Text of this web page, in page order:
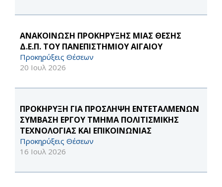
ΑΝΑΚΟΙΝΩΣΗ ΠΡΟΚΗΡΥΞΗΣ ΜΙΑΣ ΘΕΣΗΣ
Δ.Ε.Π. ΤΟΥ ΠΑΝΕΠΙΣΤΗΜΙΟΥ ΑΙΓΑΙΟΥ
Προκηρύξεις Θέσεων
20 Ιουλ 2026
ΠΡΟΚΗΡΥΞΗ ΓΙΑ ΠΡΟΣΛΗΨΗ ΕΝΤΕΤΑΛΜΕΝΩΝ
ΣΥΜΒΑΣΗ ΕΡΓΟΥ ΤΜΗΜΑ ΠΟΛΙΤΙΣΜΙΚΗΣ
ΤΕΧΝΟΛΟΓΙΑΣ ΚΑΙ ΕΠΙΚΟΙΝΩΝΙΑΣ
Προκηρύξεις Θέσεων
16 Ιουλ 2026